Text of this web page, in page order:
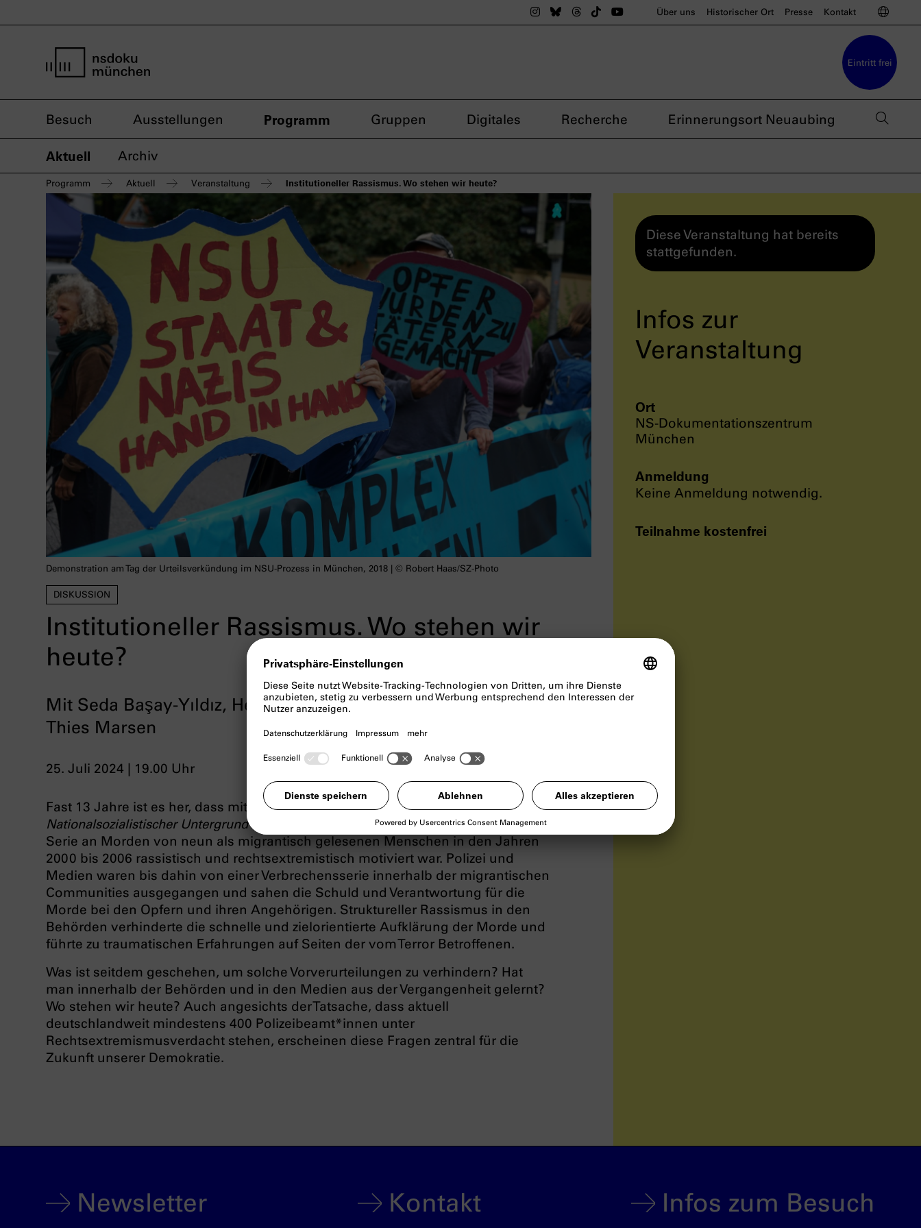
Das nsdoku München auf Instagram
Das nsdoku München auf BlueSky
Das nsdoku München auf Threads
Das nsdoku München auf TikTok
Das nsdoku München auf YouTube
Über uns Historischer Ort Presse Kontakt
Eintritt frei
Besuch Ausstellungen Programm Gruppen Digitales Recherche Erinnerungsort Neuaubing
Aktuell Archiv
Programm Aktuell Veranstaltung Institutioneller Rassismus. Wo stehen wir heute?
DISKUSSION
Institutioneller Rassismus. Wo stehen wir
heute?
Mit Seda Başay-Yıldız, Heike Kleffner, Jan-Denis Wulff und
Thies Marsen
25. Juli 2024 | 19.00 Uhr
Demonstration am Tag der Urteilsverkündung im NSU-Prozess in München, 2018 | © Robert Haas/SZ-Photo
Fast 13 Jahre ist es her, dass mit der Selbstenttarnung der Terrorgruppe
Nationalsozialistischer Untergrunddeutlich wurde, dass die bis dato unaufgeklärte
Serie an Morden von neun als migrantisch gelesenen Menschen in den Jahren
2000 bis 2006 rassistisch und rechtsextremistisch motiviert war. Polizei und
Medien waren bis dahin von einer Verbrechensserie innerhalb der migrantischen
Communities ausgegangen und sahen die Schuld und Verantwortung für die
Morde bei den Opfern und ihren Angehörigen. Struktureller Rassismus in den
Behörden verhinderte die schnelle und zielorientierte Aufklärung der Morde und
führte zu traumatischen Erfahrungen auf Seiten der vom Terror Betroffenen.
Was ist seitdem geschehen, um solche Vorverurteilungen zu verhindern? Hat
man innerhalb der Behörden und in den Medien aus der Vergangenheit gelernt?
Wo stehen wir heute? Auch angesichts der Tatsache, dass aktuell
deutschlandweit mindestens 400 Polizeibeamt*innen unter
Rechtsextremismusverdacht stehen, erscheinen diese Fragen zentral für die
Zukunft unserer Demokratie.
Diese Veranstaltung hat bereits
stattgefunden.
Infos zur
Veranstaltung
Ort
NS-Dokumentationszentrum
München
Anmeldung
Keine Anmeldung notwendig.
Teilnahme kostenfrei
Newsletter Kontakt Infos zum Besuch